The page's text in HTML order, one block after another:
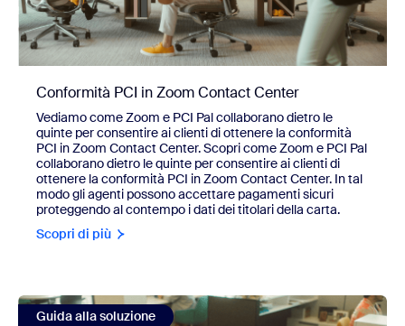
Conformità PCI in Zoom Contact Center
Vediamo come Zoom e PCI Pal collaborano dietro le
quinte per consentire ai clienti di ottenere la conformità
PCI in Zoom Contact Center. Scopri come Zoom e PCI Pal
collaborano dietro le quinte per consentire ai clienti di
ottenere la conformità PCI in Zoom Contact Center. In tal
modo gli agenti possono accettare pagamenti sicuri
proteggendo al contempo i dati dei titolari della carta.
Scopri di più
view Instradamento Ora del giorno/Orario di attività
Guida alla soluzione